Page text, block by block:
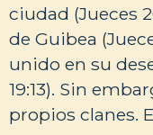
ciudad (Jueces
de Guibea
unido en su
19:13). Sin
propios clanes.